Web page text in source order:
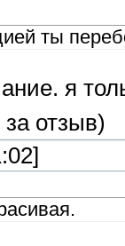
ты
я
отзыв)